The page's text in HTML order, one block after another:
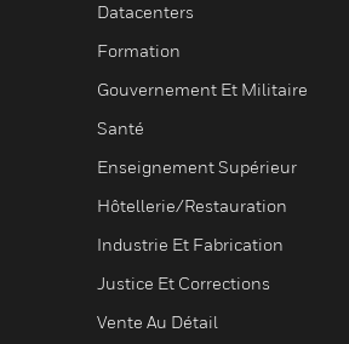
Datacenters
Formation
Gouvernement Et Militaire
Santé
Enseignement Supérieur
Hôtellerie/Restauration
Industrie Et Fabrication
Justice Et Corrections
Vente Au Détail